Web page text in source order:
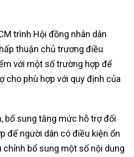
trình Hội đồng nhân dân
thuận chủ trương điều
với một số trường hợp để
cho phù hợp với quy định của
bổ sung tăng mức hỗ trợ đối
để người dân có điều kiện ổn
bổ sung một số nội dung